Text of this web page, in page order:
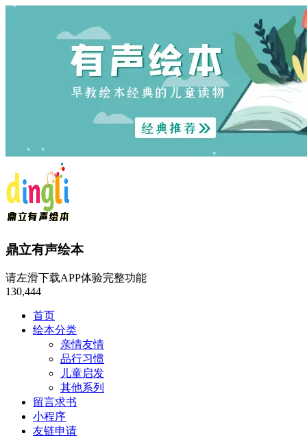
鼎立有声绘本
请左滑下载APP体验完整功能
130,444
首页
绘本分类
亲情友情
品行习惯
儿童启发
其他系列
留言求书
小程序
友链申请